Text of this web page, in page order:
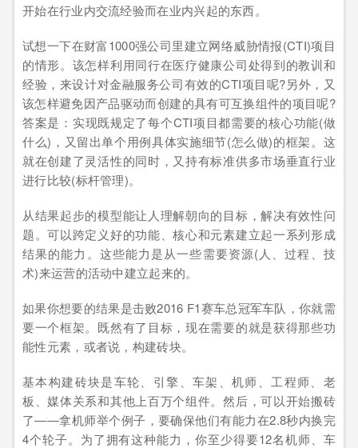
开始在行业内交流经验而在业内兴起的东西。
试想一下在财富1000强公司里建立网络威胁情报(CTI)项目
的情形。该怎样利用同行在医疗健康公司处得到的教训和
经验，来设计对金融服务公司有效的CTI项目呢?另外，又
该怎样避免因产品驱动而创建的具有可互换组件的项目呢?
答案是：实现既规定了每个CTI项目都需要的核心功能(做
什么)，又留出单个用例具体实施细节(怎么做)的框架。这
就在创建了灵活性的同时，又持有标准供多市场垂直行业
进行比较(标杆管理)。
从结果起步的模型能让人理解朝向的目标，解决有效性问
题。可以跨定义好的功能、核心和元素建立起一系列形成
结果的能力。这些能力是从一些需要资源(人、过程、技
术)来运营的活动中建立起来的。
如果你想要的结果是击败2016 F1赛车总冠军车队，你就需
要一个框架。既然有了目标，现在需要的就是获得那些功
能性元素，或者说，构建砖块。
基本构建砖块是车轮、引擎、车架、机师、工程师、老
板、媒体关系和其他上百万个组件。然后，可以开始搬砖
了——拿机师举个例子，要确保他们有能力在2.8秒内换完
4个轮子。为了拥有这种能力，你至少得要12名机师、车